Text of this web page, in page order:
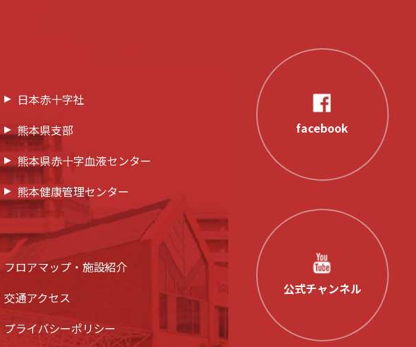
日本赤十字社
熊本県支部
熊本県赤十字血液センター
熊本健康管理センター
フロアマップ・施設紹介
交通アクセス
プライバシーポリシー
facebook
公式チャンネル